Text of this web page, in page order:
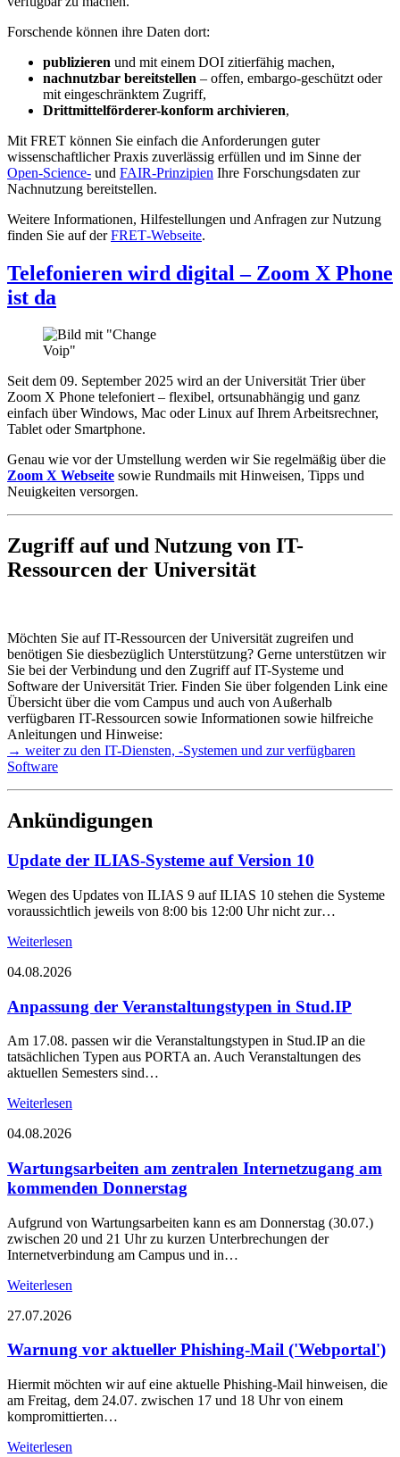
Forschende können ihre Daten dort:
publizieren und mit einem DOI zitierfähig machen,
nachnutzbar bereitstellen – offen, embargo-geschützt oder
mit eingeschränktem Zugriff,
Drittmittelförderer-konform archivieren,
Mit FRET können Sie einfach die Anforderungen guter
wissenschaftlicher Praxis zuverlässig erfüllen und im Sinne der
Open-Science- und FAIR-Prinzipien Ihre Forschungsdaten zur
Nachnutzung bereitstellen.
Weitere Informationen, Hilfestellungen und Anfragen zur Nutzung
finden Sie auf derFRET‑Webseite.
Telefonieren wird digital – Zoom X Phone
ist da
Seit dem 09. September 2025 wird an der Universität Trier über
Zoom X Phone telefoniert – flexibel, ortsunabhängig und ganz
einfach über Windows, Mac oder Linux auf Ihrem Arbeitsrechner,
Tablet oder Smartphone.
Genau wie vor der Umstellung werden wir Sie regelmäßig über die
Zoom X Webseite sowie Rundmails mit Hinweisen, Tipps und
Neuigkeiten versorgen.
Zugriff auf und Nutzung von IT-
Ressourcen der Universität
Möchten Sie auf IT-Ressourcen der Universität zugreifen und
benötigen Sie diesbezüglich Unterstützung? Gerne unterstützen wir
Sie bei der Verbindung und den Zugriff auf IT-Systeme und
Software der Universität Trier. Finden Sie über folgenden Link eine
Übersicht über die vom Campus und auch von Außerhalb
verfügbaren IT-Ressourcen sowie Informationen sowie hilfreiche
Anleitungen und Hinweise:
→ weiter zu den IT-Diensten, -Systemen und zur verfügbaren
Software
Ankündigungen
Update der ILIAS-Systeme auf Version 10
Wegen des Updates von ILIAS 9 auf ILIAS 10 stehen die Systeme
voraussichtlich jeweils von 8:00 bis 12:00 Uhr nicht zur…
Weiterlesen
04.08.2026
Anpassung der Veranstaltungstypen in Stud.IP
Am 17.08. passen wir die Veranstaltungstypen in Stud.IP an die
tatsächlichen Typen aus PORTA an. Auch Veranstaltungen des
aktuellen Semesters sind…
Weiterlesen
04.08.2026
Wartungsarbeiten am zentralen Internetzugang am
kommenden Donnerstag
Aufgrund von Wartungsarbeiten kann es am Donnerstag (30.07.)
zwischen 20 und 21 Uhr zu kurzen Unterbrechungen der
Internetverbindung am Campus und in…
Weiterlesen
27.07.2026
Warnung vor aktueller Phishing-Mail ('Webportal')
Hiermit möchten wir auf eine aktuelle Phishing-Mail hinweisen, die
am Freitag, dem 24.07. zwischen 17 und 18 Uhr von einem
kompromittierten…
Weiterlesen